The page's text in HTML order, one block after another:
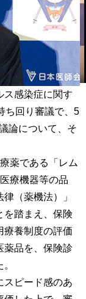
感染症に関す
ち回り審議で、5
論について、そ
薬である「レム
療機器等の品
（薬機法）」
を踏まえ、保険
療養制度の評価
薬品を、保険診
ピード感のあ